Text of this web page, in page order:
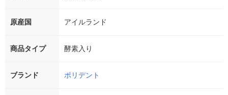
原産国 アイルランド
商品タイプ 酵素入り
ブランド ポリデント